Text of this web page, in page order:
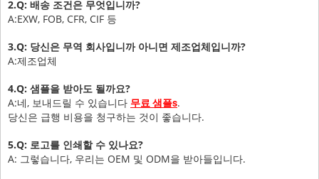
2.Q: 배송 조건은 무엇입니까?
A:EXW, FOB, CFR, CIF 등
3.Q: 당신은 무역 회사입니까 아니면 제조업체입니까?
A:제조업체
4.Q: 샘플을 받아도 될까요?
A:네, 보내드릴 수 있습니다 무료 샘플s.
당신은 급행 비용을 청구하는 것이 좋습니다.
5.Q: 로고를 인쇄할 수 있나요?
A: 그렇습니다, 우리는 OEM 및 ODM을 받아들입니다.